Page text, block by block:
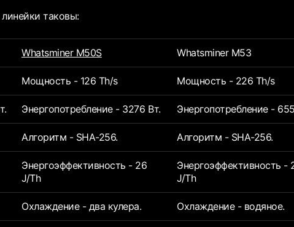
таковы:
Whatsminer M50S Whatsminer M53
Мощность - 126 Th/s Мощность - 226 Th/s
Энергопотребление - 3276 Вт. Энергопотребление -
Алгоритм - SHA-256. Алгоритм - SHA-256.
Энергоэффективность - 26
J/Th
Энергоэффективность -
J/Th
Охлаждение - два кулера. Охлаждение - водяное.